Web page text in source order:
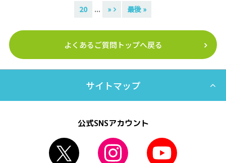
20
... » 最後 »
よくあるご質問トップへ戻る
サイトマップ
公式SNSアカウント